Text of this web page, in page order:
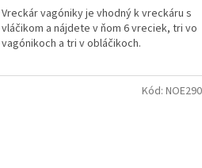
Vreckár vagóniky je vhodný k vreckáru s
vláčikom a nájdete v ňom 6 vreciek, tri vo
vagónikoch a tri v obláčikoch.
Kód: